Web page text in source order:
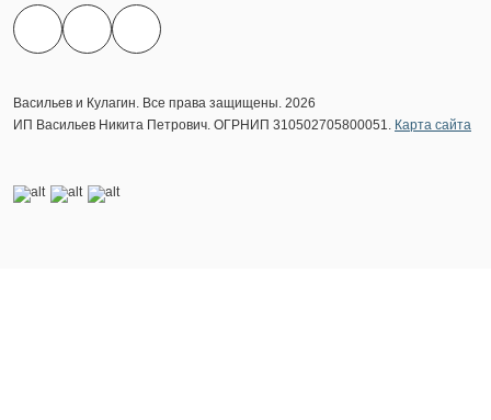
Васильев и Кулагин. Все права защищены. 2026
ИП Васильев Никита Петрович. ОГРНИП 310502705800051. Карта сайта